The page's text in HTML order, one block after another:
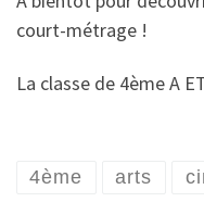
court-métrage !
La classe de 4ème A
4ème arts